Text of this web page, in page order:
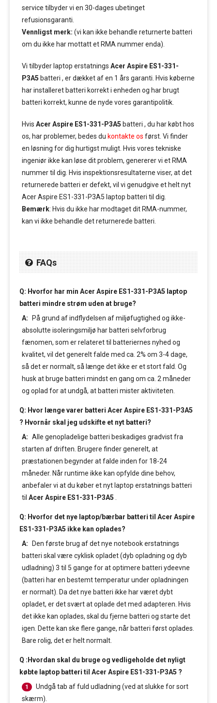
service tilbyder vi en 30-dages ubetinget
refusionsgaranti.
Vennligst merk: (vi kan ikke behandle returnerte batteri
om du ikke har mottatt et RMA nummer enda).
Vi tilbyder laptop erstatnings Acer Aspire ES1-331-
P3A5 batteri , er dækket af en 1 års garanti. Hvis køberne
har installeret batteri korrekt i enheden og har brugt
batteri korrekt, kunne de nyde vores garantipolitik.
Hvis Acer Aspire ES1-331-P3A5 batteri , du har købt hos
os, har problemer, bedes du kontakte os først. Vi finder
en løsning for dig hurtigst muligt. Hvis vores tekniske
ingeniør ikke kan løse dit problem, genererer vi et RMA
nummer til dig. Hvis inspektionsresultaterne viser, at det
returnerede batteri er defekt, vil vi genudgive et helt nyt
Acer Aspire ES1-331-P3A5 laptop batteri til dig.
Bemærk: Hvis du ikke har modtaget dit RMA-nummer,
kan vi ikke behandle det returnerede batteri.
FAQs
Q: Hvorfor har min Acer Aspire ES1-331-P3A5 laptop
batteri mindre strøm uden at bruge?
A:
På grund af indflydelsen af miljøfugtighed og ikke-
absolutte isoleringsmiljø har batteri selvforbrug
fænomen, som er relateret til batteriernes nyhed og
kvalitet, vil det generelt falde med ca. 2% om 3-4 dage,
så det er normalt, så længe det ikke er et stort fald. Og
husk at bruge batteri mindst en gang om ca. 2 måneder
og oplad for at undgå, at batteri mister aktiviteten.
Q: Hvor længe varer batteri Acer Aspire ES1-331-P3A5
? Hvornår skal jeg udskifte et nyt batteri?
A: Alle genopladelige batteri beskadiges gradvist fra
starten af driften. Brugere finder generelt, at
præstationen begynder at falde inden for 18-24
måneder. Når runtime ikke kan opfylde dine behov,
anbefaler vi at du køber et nyt laptop erstatnings batteri
til Acer Aspire ES1-331-P3A5
Q: Hvorfor det nye laptop/bærbar batteri til Acer Aspire
ES1-331-P3A5 ikke kan oplades?
A:
Den første brug af det nye notebook erstatnings
batteri skal være cyklisk opladet (dyb opladning og dyb
udladning) 3 til 5 gange for at optimere batteri ydeevne
(batteri har en bestemt temperatur under opladningen
er normalt). Da det nye batteri ikke har været dybt
opladet, er det svært at oplade det med adapteren. Hvis
det ikke kan oplades, skal du fjerne batteri og starte det
igen. Dette kan ske flere gange, når batteri først oplades.
Bare rolig, det er helt normalt.
Q :Hvordan skal du bruge og vedligeholde det nyligt
købte laptop batteri til Acer Aspire ES1-331-P3A5 ?
1
Undgå tab af fuld udladning (ved at slukke for sort
skærm).